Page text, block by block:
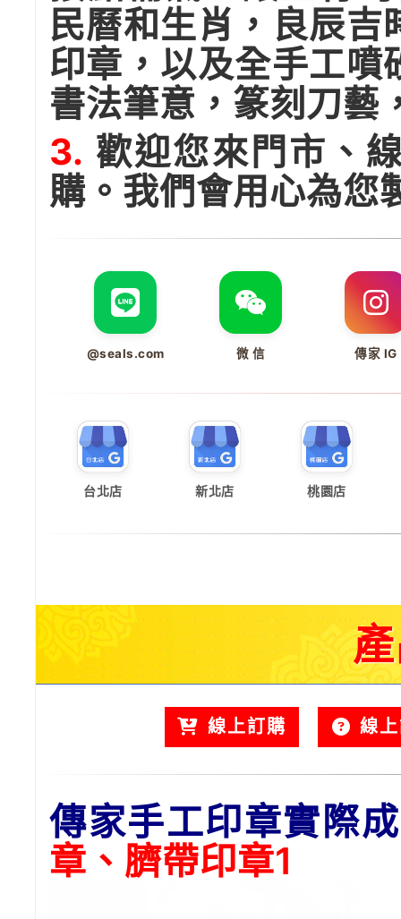
民曆和生肖，良辰吉
印章，以及全手工噴
書法筆意，篆刻刀藝
3. 歡迎您來門市、
購。我們會用心為您
@seals.com 微 信 傳家 IG
台北店 新北店 桃園店
線上訂購 線
傳家手工印章實際
章、臍帶印章1